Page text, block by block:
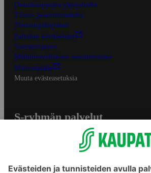
Osuuskauppojen yhteystiedot
Tilaus- ja toimitusehdot
Tietosuojakäytäntö
Palvelun käyttöehdot
Saavutettavuus
Mobiilisovelluksen saavutettavuus
Mainostajalle
Muuta evästeasetuksia
S-ryhmän palvelut
Yhteishyvä Ruoka -sovellus